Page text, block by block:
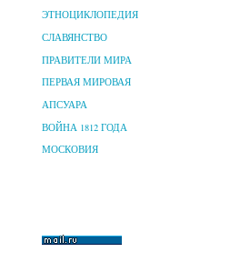
ЭТНОЦИКЛОПЕДИЯ
СЛАВЯНСТВО
ПРАВИТЕЛИ МИРА
ПЕРВАЯ МИРОВАЯ
АПСУАРА
ВОЙНА 1812 ГОДА
МОСКОВИЯ